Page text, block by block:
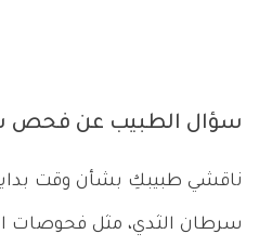
سؤال الطبيب عن فحص
ناقشي طبيبكِ بشأن وقت
سرطان الثدي، مثل فحوصات